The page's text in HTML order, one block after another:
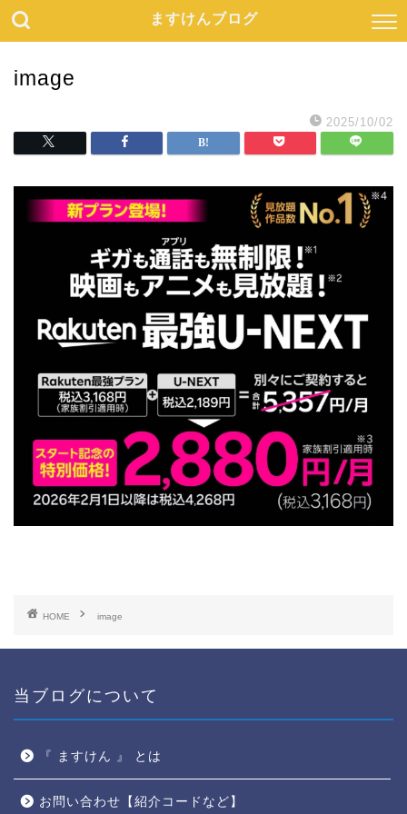
ますけんブログ
image
2025/10/02
HOME image
当ブログについて
『 ますけん 』 とは
お問い合わせ【紹介コードなど】